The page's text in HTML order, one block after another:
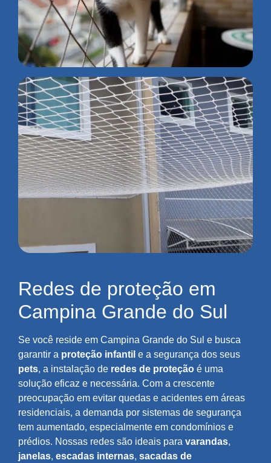
Redes de proteção em
Campina Grande do Sul
Se você reside em Campina Grande do Sul e busca
garantir a proteção infantil e a segurança dos seus
pets, a instalação de redes de proteção é uma
solução eficaz e necessária. Com a crescente
preocupação em evitar quedas e acidentes em áreas
residenciais, a demanda por sistemas de segurança
tem aumentado, especialmente em condomínios e
prédios. Nossas redes são ideais para varandas,
janelas, escadas internas, sacadas de